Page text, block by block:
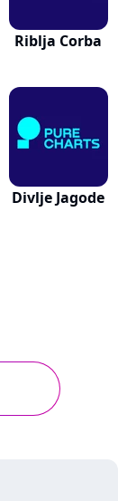
Riblja Corba
Divlje Jagode